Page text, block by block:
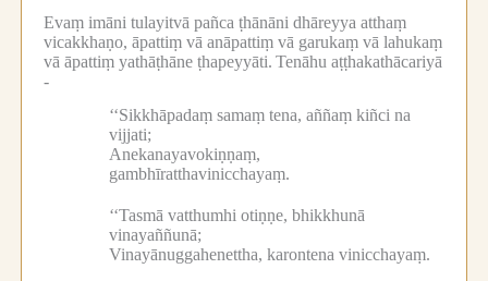
Evaṃ imāni tulayitvā pañca ṭhānāni dhāreyya atthaṃ
vicakkhaṇo, āpattiṃ vā anāpattiṃ vā garukaṃ vā lahukaṃ
vā āpattiṃ yathāṭhāne ṭhapeyyāti. Tenāhu aṭṭhakathācariyā
-
‘‘Sikkhāpadaṃ samaṃ tena, aññaṃ kiñci na
vijjati;
Anekanayavokiṇṇaṃ,
gambhīratthavinicchayaṃ.
‘‘Tasmā vatthumhi otiṇṇe, bhikkhunā
vinayaññunā;
Vinayānuggahenettha, karontena vinicchayaṃ.